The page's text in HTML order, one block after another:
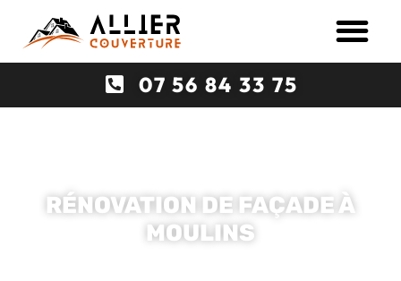
07 56 84 33 75
RÉNOVATION DE FAÇADE À
MOULINS